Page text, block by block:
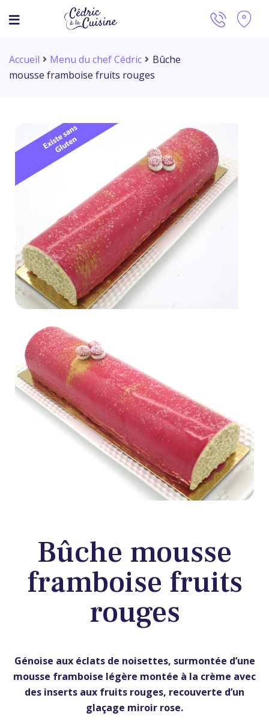
Accueil Menu du chef Cédric
Bûche
mousse framboise fruits rouges
Bûche mousse
framboise fruits
rouges
Génoise aux éclats de noisettes, surmontée d’une
mousse framboise légère montée à la crème avec
des inserts aux fruits rouges, recouverte d’un
glaçage miroir rose.